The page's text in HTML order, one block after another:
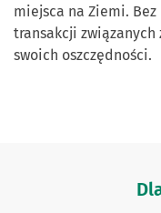
miejsca na Ziemi.
transakcji
swoich oszczędności.